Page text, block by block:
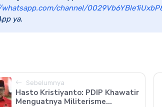
channel/
ya.
Sebelumnya
Hasto Kristiyanto: PDIP Khawatir
Menguatnya Militerisme...